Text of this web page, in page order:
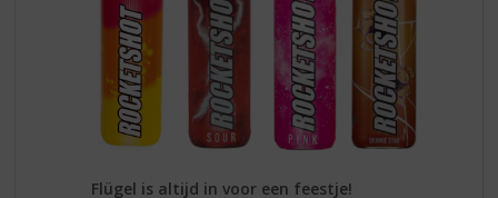
Flügel is altijd in voor een feestje!